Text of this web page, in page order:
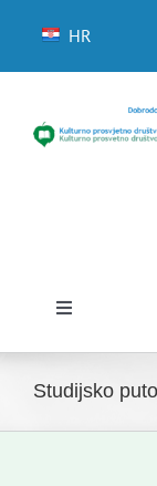
HR
Toggle
Novosti
Studijsko